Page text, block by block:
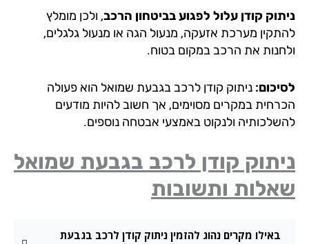
קודן עלול לפגוע בביטחון הרכב, ולכן מומלץ
מערכת אזעקה, מנעול הגה או מנעול גלגלים,
את הרכב במקום בטוח.
ניתוק קודן לרכב בגבעת שמואל הוא פעולה
במקרים מסוימים, אך חשוב להיות מודעים
ולנקוט באמצעי אבטחה נוספים.
קודן לרכב בגבעת שמואל
ותשובות
באילו מקרים נהוג להזמין ניתוק קודן לרכב בגבעת